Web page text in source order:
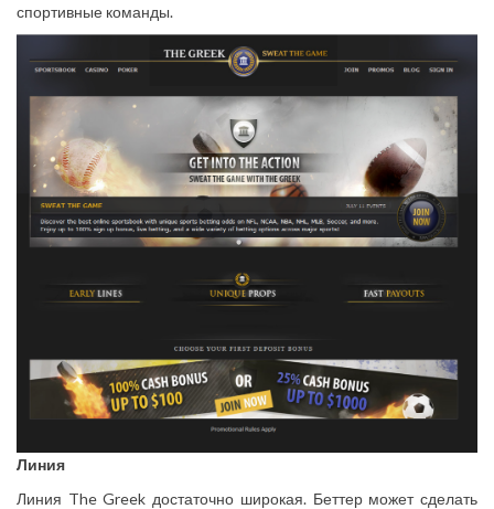
спортивные команды.
Линия
Линия The Greek достаточно широкая. Беттер может сделать